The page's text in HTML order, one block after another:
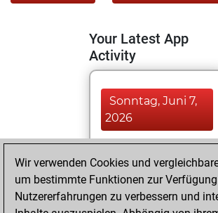
Your Latest App
Activity
Sonntag, Juni 7,
2026
You played 200
bullet games
Play
You scored
+139 =2 -59 in bullet
Wir verwenden Cookies und
um bestimmte Funktionen zur
Nutzererfahrungen zu verbessern und